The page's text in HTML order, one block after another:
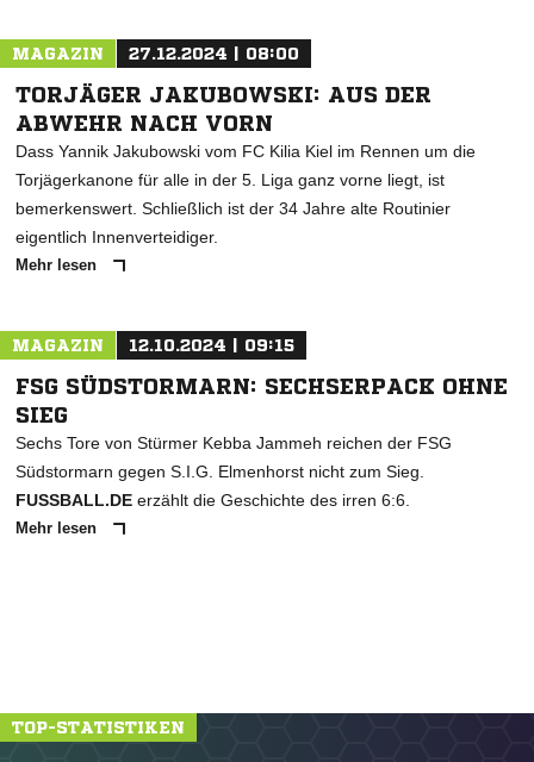
MAGAZIN 27.12.2024 | 08:00
TORJÄGER JAKUBOWSKI: AUS DER
ABWEHR NACH VORN
Dass Yannik Jakubowski vom FC Kilia Kiel im Rennen um die
Torjägerkanone für alle in der 5. Liga ganz vorne liegt, ist
bemerkenswert. Schließlich ist der 34 Jahre alte Routinier
eigentlich Innenverteidiger.
Mehr lesen
MAGAZIN 12.10.2024 | 09:15
FSG SÜDSTORMARN: SECHSERPACK OHNE
SIEG
Sechs Tore von Stürmer Kebba Jammeh reichen der FSG
Südstormarn gegen S.I.G. Elmenhorst nicht zum Sieg.
FUSSBALL.DE erzählt die Geschichte des irren 6:6.
Mehr lesen
TOP-STATISTIKEN